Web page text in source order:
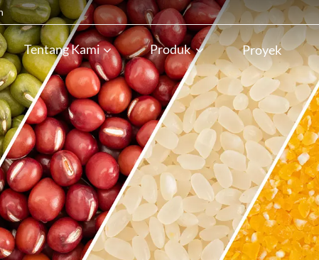
Tentang Kami Produk Proyek